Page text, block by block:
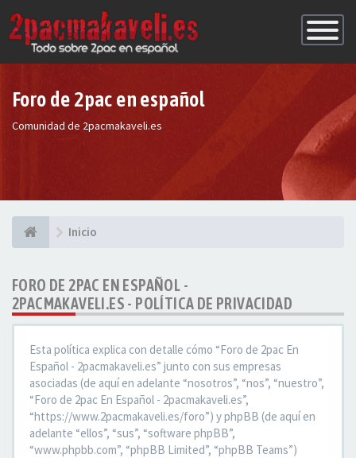
de
Foro de 2pac en español
Comunidad de 2pacmakaveli.es
Inicio
FORO DE 2PAC EN ESPAÑOL -
2PACMAKAVELI.ES - POLÍTICA DE PRIVACIDAD
Esta política explica con detalle cómo “Foro de 2pac En
Español - 2pacmakaveli.es” junto con sus empresas
asociadas (de aquí en adelante “nosotros”, “nos”, “nuestro”,
“Foro de 2pac En Español - 2pacmakaveli.es”,
“https://www.2pacmakaveli.es/foro”) y phpBB (de aquí en
adelante “ellos”, “sus”, “software phpBB”,
“www.phpbb.com”, “phpBB Limited”, “phpBB Teams”)